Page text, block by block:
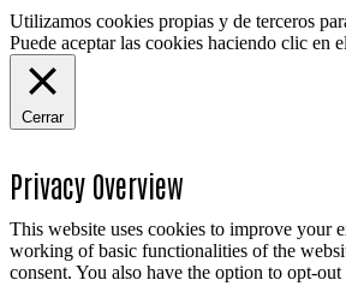
Utilizamos cookies propias y de terceros
Puede aceptar las cookies haciendo clic en
Cerrar
Privacy Overview
This website uses cookies to improve your
working of basic functionalities of the
consent. You also have the option to opt-